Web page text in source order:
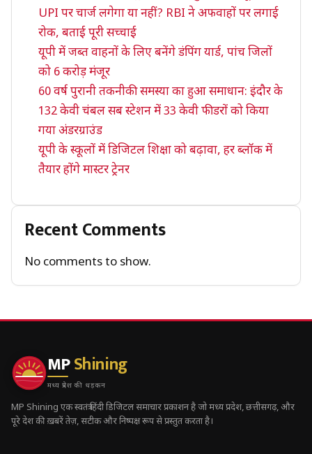
UPI पर चार्ज लगेगा या नहीं? RBI ने अफवाहों पर लगाई
रोक, बताई पूरी सच्चाई
यूपी में जब्त वाहनों के लिए बनेंगे डंपिंग यार्ड, पांच जिलों
को 6 करोड़ मंजूर
60 वर्ष पुरानी तकनीकी समस्या का हुआ समाधान: इंदौर के
132 केवी चंबल सब स्टेशन में 33 केवी फीडरों को किया
गया अंडरग्राउंड
यूपी के स्कूलों में डिजिटल शिक्षा को बढ़ावा, हर ब्लॉक में
तैयार होंगे मास्टर ट्रेनर
Recent Comments
No comments to show.
MPShining
मध्य प्रदेश की धड़कन
MP Shining एक स्वतंत्र हिंदी डिजिटल समाचार प्रकाशन है जो मध्य प्रदेश, छत्तीसगढ़, और
पूरे देश की ख़बरें तेज़, सटीक और निष्पक्ष रूप से प्रस्तुत करता है।